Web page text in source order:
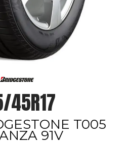
45R17
T005
91V